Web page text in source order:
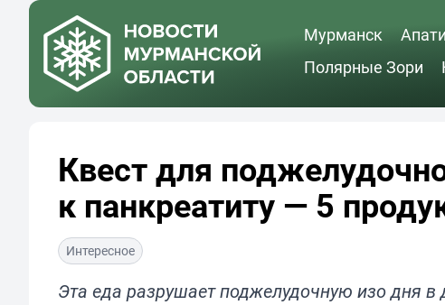
Мурманск
Полярные Зори
Квест для
к панкреатиту — 5
Интересное
Эта еда разрушает поджелудочную изо дня в